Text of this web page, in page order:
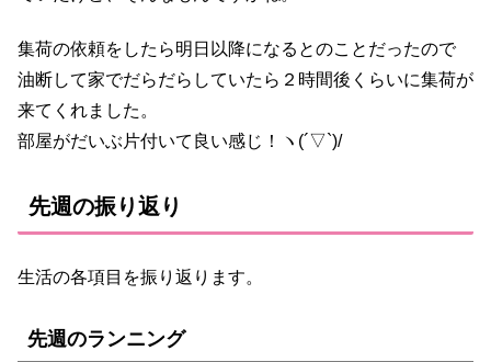
集荷の依頼をしたら明日以降になるとのことだったので
油断して家でだらだらしていたら２時間後くらいに集荷が
来てくれました。
部屋がだいぶ片付いて良い感じ！ヽ(´▽`)/
先週の振り返り
生活の各項目を振り返ります。
先週のランニング